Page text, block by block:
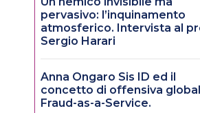
pervasivo: l’inquinamento
atmosferico. Intervista al
Sergio Harari
Anna Ongaro Sis ID ed il
concetto di offensiva
Fraud-as-a-Service.